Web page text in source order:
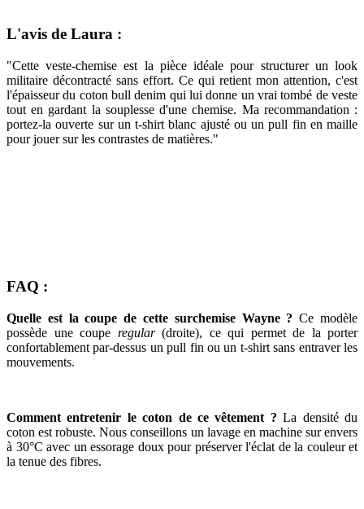
L'avis de Laura :
"Cette veste-chemise est la pièce idéale pour structurer un look
militaire décontracté sans effort. Ce qui retient mon attention, c'est
l'épaisseur du coton bull denim qui lui donne un vrai tombé de veste
tout en gardant la souplesse d'une chemise. Ma recommandation :
portez-la ouverte sur un t-shirt blanc ajusté ou un pull fin en maille
pour jouer sur les contrastes de matières."
FAQ :
Quelle est la coupe de cette surchemise Wayne ? Ce modèle
possède une coupe regular(droite), ce qui permet de la porter
confortablement par-dessus un pull fin ou un t-shirt sans entraver les
mouvements.
Comment entretenir le coton de ce vêtement ? La densité du
coton est robuste. Nous conseillons un lavage en machine sur envers
à 30°C avec un essorage doux pour préserver l'éclat de la couleur et
la tenue des fibres.